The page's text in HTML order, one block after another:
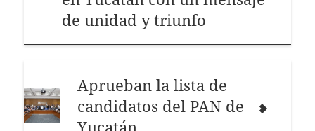
de unidad y triunfo
Aprueban la lista de
candidatos del PAN de